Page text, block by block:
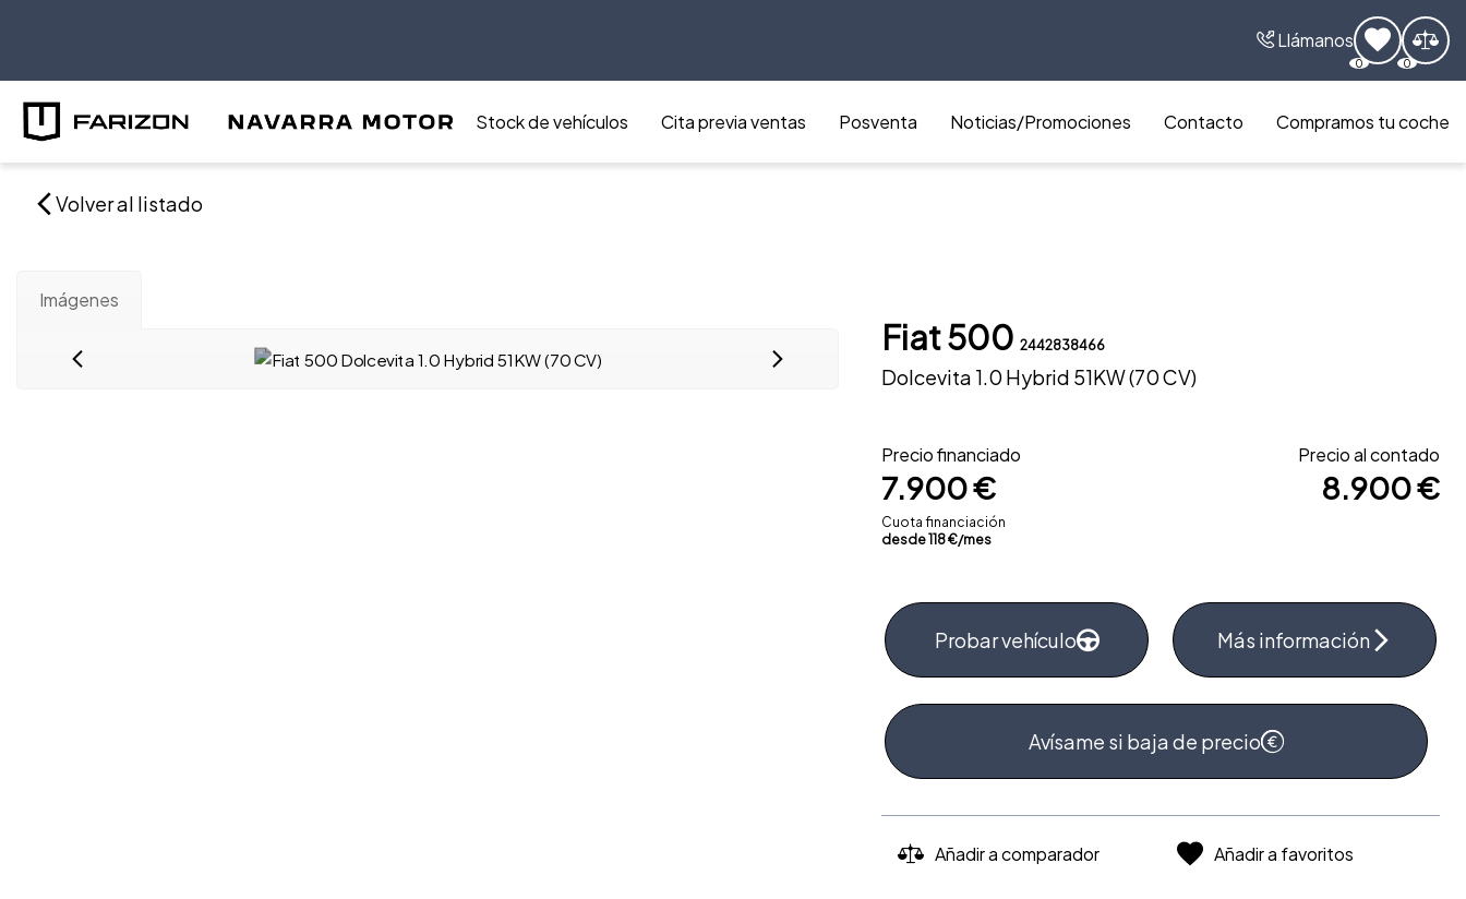
Llámanos
0 0
Stock de vehículos Cita previa ventas Posventa Noticias/Promociones Contacto Compramos tu coche
Volver al listado
Imágenes
Fiat 500 2442838466
Dolcevita 1.0 Hybrid 51KW (70 CV)
Precio financiado
7.900 €
Cuota financiación
desde118€/mes
Precio al contado
8.900 €
Probar vehículo Más información
Avísame si baja de precio
Añadir a comparador Añadir a favoritos